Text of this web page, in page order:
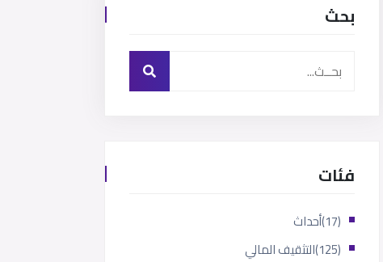
بحث
فئات
أحداث
(17)
التثقيف المالي
(125)